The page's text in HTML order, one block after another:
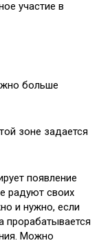
участие в
больше
зоне задается
появление
радуют своих
и нужно, если
прорабатывается
Можно